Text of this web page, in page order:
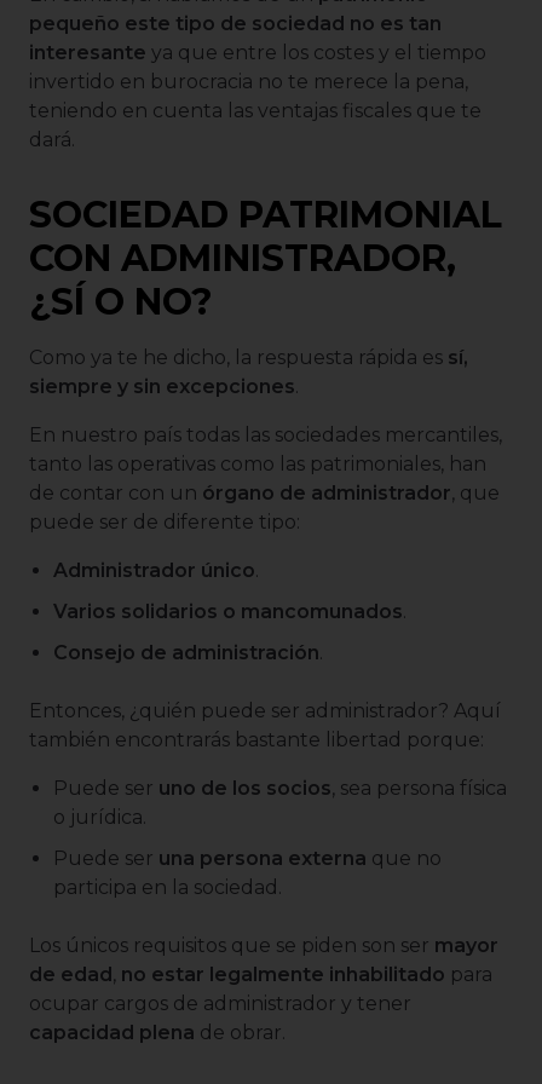
pequeño este tipo de sociedad no es tan
interesante ya que entre los costes y el tiempo
invertido en burocracia no te merece la pena,
teniendo en cuenta las ventajas fiscales que te
dará.
SOCIEDAD PATRIMONIAL
CON ADMINISTRADOR,
¿SÍ O NO?
Como ya te he dicho, la respuesta rápida es sí,
siempre y sin excepciones.
En nuestro país todas las sociedades mercantiles,
tanto las operativas como las patrimoniales, han
de contar con un órgano de administrador, que
puede ser de diferente tipo:
Administrador único.
Varios solidarios o mancomunados.
Consejo de administración.
Entonces, ¿quién puede ser administrador? Aquí
también encontrarás bastante libertad porque:
Puede ser uno de los socios, sea persona física
o jurídica.
Puede ser una persona externa que no
participa en la sociedad.
Los únicos requisitos que se piden son ser mayor
de edad, no estar legalmente inhabilitado para
ocupar cargos de administrador y tener
capacidad plena de obrar.